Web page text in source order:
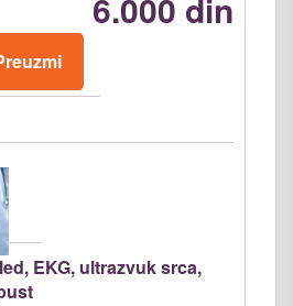
EKG, ultrazvuk srca,